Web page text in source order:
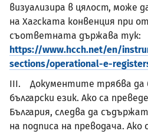
визуализира в цялост, може
на Хагската конвенция при
съответната държава тук:
https://www.hcch.net/en/
sections/operational-e-
III. Документите трябва да
български език. Ако са
България, следва да
на подписа на преводача. Ако